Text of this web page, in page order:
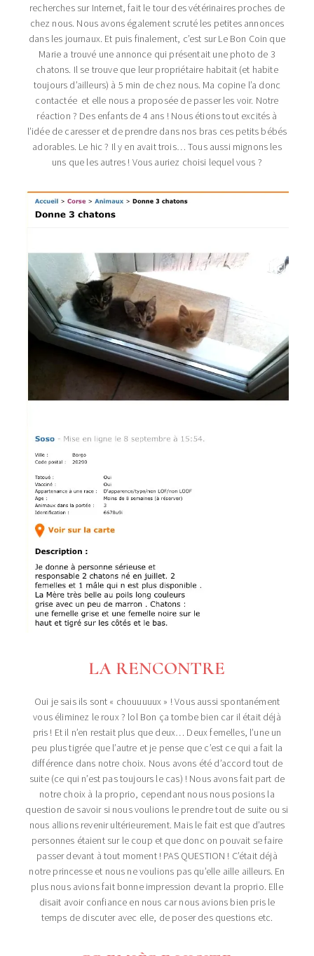
recherches sur Internet, fait le tour des vétérinaires proches de
chez nous. Nous avons également scruté les petites annonces
dans les journaux. Et puis finalement, c’est sur Le Bon Coin que
Marie a trouvé une annonce qui présentait une photo de 3
chatons. Il se trouve que leur propriétaire habitait (et habite
toujours d’ailleurs) à 5 min de chez nous. Ma copine l’a donc
contactée et elle nous a proposée de passer les voir. Notre
réaction ? Des enfants de 4 ans ! Nous étions tout excités à
l’idée de caresser et de prendre dans nos bras ces petits bébés
adorables. Le hic ? Il y en avait trois… Tous aussi mignons les
uns que les autres ! Vous auriez choisi lequel vous ?
LA RENCONTRE
Oui je sais ils sont « chouuuuux » ! Vous aussi spontanément
vous éliminez le roux ? lol Bon ça tombe bien car il était déjà
pris ! Et il n’en restait plus que deux… Deux femelles, l’une un
peu plus tigrée que l’autre et je pense que c’est ce qui a fait la
différence dans notre choix. Nous avons été d’accord tout de
suite (ce qui n’est pas toujours le cas) ! Nous avons fait part de
notre choix à la proprio, cependant nous nous posions la
question de savoir si nous voulions le prendre tout de suite ou si
nous allions revenir ultérieurement. Mais le fait est que d’autres
personnes étaient sur le coup et que donc on pouvait se faire
passer devant à tout moment ! PAS QUESTION ! C’était déjà
notre princesse et nous ne voulions pas qu’elle aille ailleurs. En
plus nous avions fait bonne impression devant la proprio. Elle
disait avoir confiance en nous car nous avions bien pris le
temps de discuter avec elle, de poser des questions etc.